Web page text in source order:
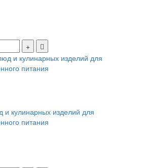
и кулинарных изделий для
питания